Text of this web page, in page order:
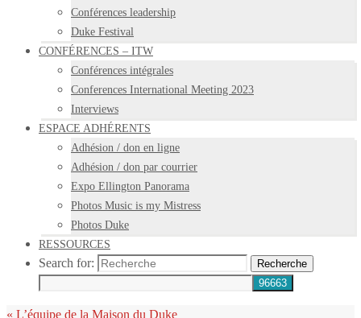
Conférences leadership
Duke Festival
CONFÉRENCES – ITW
Conférences intégrales
Conferences International Meeting 2023
Interviews
ESPACE ADHÉRENTS
Adhésion / don en ligne
Adhésion / don par courrier
Expo Ellington Panorama
Photos Music is my Mistress
Photos Duke
RESSOURCES
Search for: Recherche
« L’équipe de la Maison du Duke